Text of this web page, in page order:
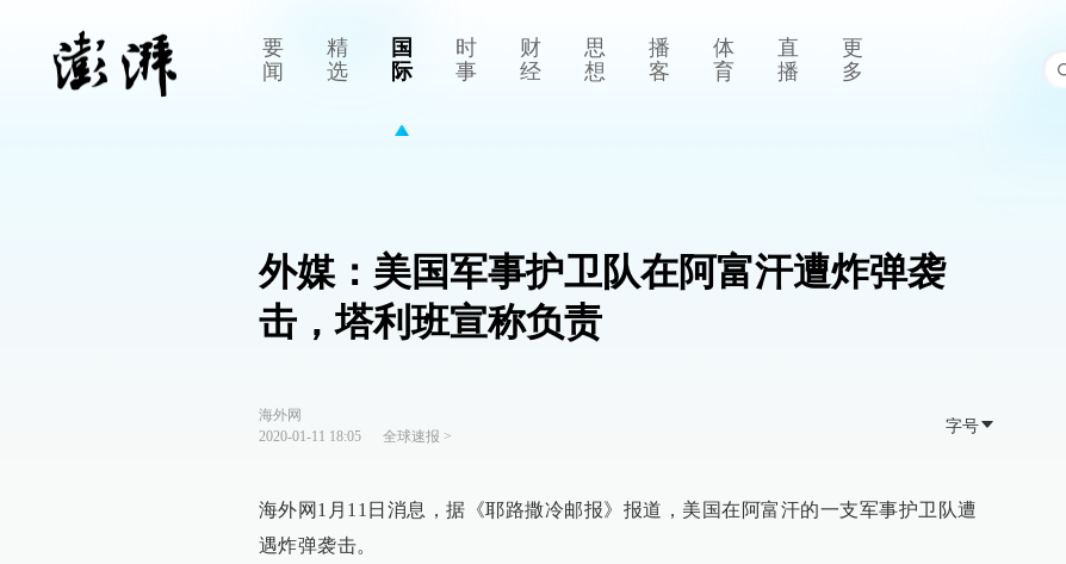
要
闻
精
选
国
际
时
事
财
经
思
想
播
客
体
育
直
播
更
多
外媒：美国军事护卫队在阿富汗遭炸弹袭
击，塔利班宣称负责
海外网
2020-01-11 18:05
全球速报 >
字号
海外网1月11日消息，据《耶路撒冷邮报》报道，美国在阿富汗的一支军事护卫队遭
遇炸弹袭击。